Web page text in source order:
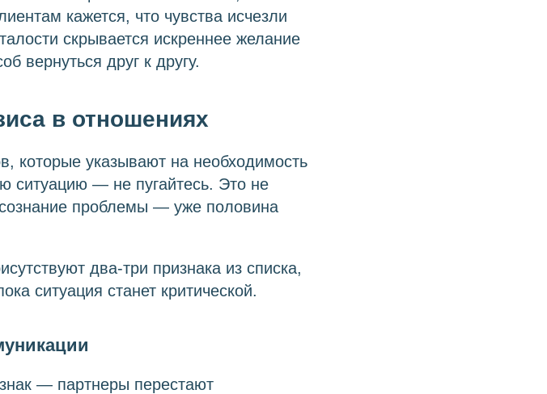
кажется, что чувства исчезли
скрывается искреннее желание
вернуться друг к другу.
в отношениях
которые указывают на необходимость
ситуацию — не пугайтесь. Это не
проблемы — уже половина
два-три признака из списка,
ситуация станет критической.
— партнеры перестают